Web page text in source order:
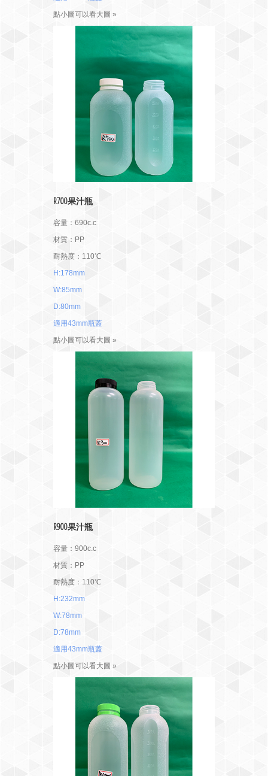
點小圖可以看大圖 »
R700果汁瓶
容量：690c.c
材質：PP
耐熱度：110℃
H:178mm
W:85mm
D:80mm
適用43mm瓶蓋
點小圖可以看大圖 »
R900果汁瓶
容量：900c.c
材質：PP
耐熱度：110℃
H:232mm
W:78mm
D:78mm
適用43mm瓶蓋
點小圖可以看大圖 »